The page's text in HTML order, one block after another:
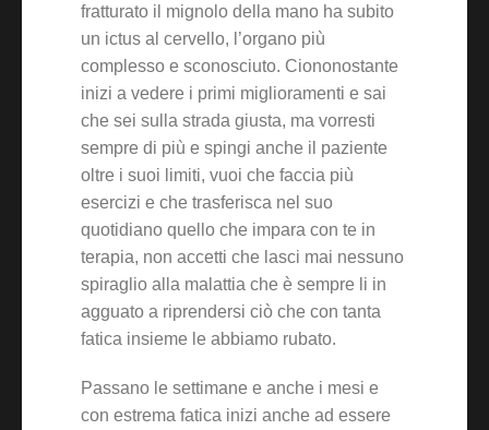
fratturato il mignolo della mano ha subito
un ictus al cervello, l’organo più
complesso e sconosciuto. Ciononostante
inizi a vedere i primi miglioramenti e sai
che sei sulla strada giusta, ma vorresti
sempre di più e spingi anche il paziente
oltre i suoi limiti, vuoi che faccia più
esercizi e che trasferisca nel suo
quotidiano quello che impara con te in
terapia, non accetti che lasci mai nessuno
spiraglio alla malattia che è sempre li in
agguato a riprendersi ciò che con tanta
fatica insieme le abbiamo rubato.
Passano le settimane e anche i mesi e
con estrema fatica inizi anche ad essere